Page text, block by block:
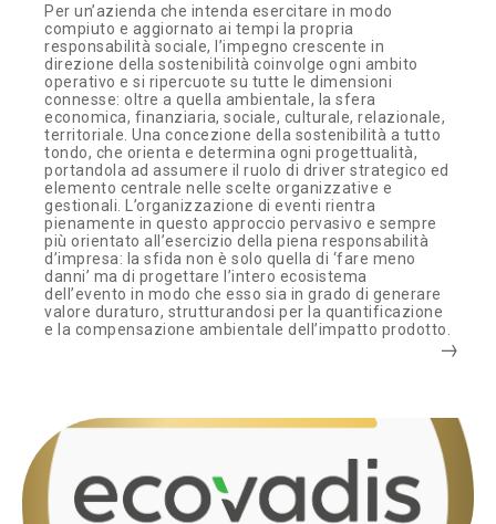
Per un’azienda che intenda esercitare in modo
compiuto e aggiornato ai tempi la propria
responsabilità sociale, l’impegno crescente in
direzione della sostenibilità coinvolge ogni ambito
operativo e si ripercuote su tutte le dimensioni
connesse: oltre a quella ambientale, la sfera
economica, finanziaria, sociale, culturale, relazionale,
territoriale. Una concezione della sostenibilità a tutto
tondo, che orienta e determina ogni progettualità,
portandola ad assumere il ruolo di driver strategico ed
elemento centrale nelle scelte organizzative e
gestionali. L’organizzazione di eventi rientra
pienamente in questo approccio pervasivo e sempre
più orientato all’esercizio della piena responsabilità
d’impresa: la sfida non è solo quella di ‘fare meno
danni’ ma di progettare l’intero ecosistema
dell’evento in modo che esso sia in grado di generare
valore duraturo, strutturandosi per la quantificazione
e la compensazione ambientale dell’impatto prodotto.